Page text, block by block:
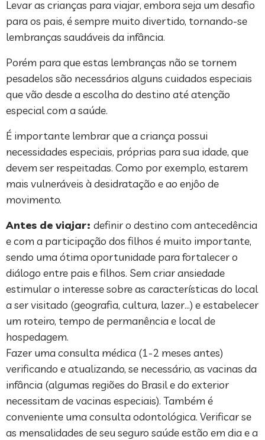
Levar as crianças para viajar, embora seja um desafio
para os pais, é sempre muito divertido, tornando-se
lembranças saudáveis da infância.
Porém para que estas lembranças não se tornem
pesadelos são necessários alguns cuidados especiais
que vão desde a escolha do destino até atenção
especial com a saúde.
É importante lembrar que a criança possui
necessidades especiais, próprias para sua idade, que
devem ser respeitadas. Como por exemplo, estarem
mais vulneráveis à desidratação e ao enjôo de
movimento.
Antes de viajar: definir o destino com antecedência
e com a participação dos filhos é muito importante,
sendo uma ótima oportunidade para fortalecer o
diálogo entre pais e filhos. Sem criar ansiedade
estimular o interesse sobre as características do local
a ser visitado (geografia, cultura, lazer…) e estabelecer
um roteiro, tempo de permanência e local de
hospedagem.
Fazer uma consulta médica (1-2 meses antes)
verificando e atualizando, se necessário, as vacinas da
infância (algumas regiões do Brasil e do exterior
necessitam de vacinas especiais). Também é
conveniente uma consulta odontológica. Verificar se
as mensalidades de seu seguro saúde estão em dia e a